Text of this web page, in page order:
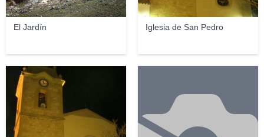
El Jardín Iglesia de San Pedro
Lionni